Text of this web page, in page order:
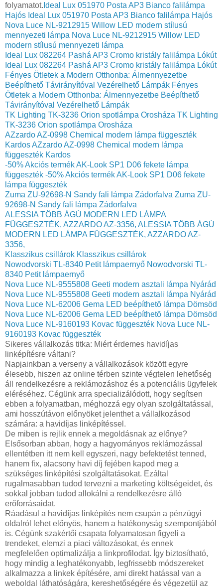
folyamatot. Ideal Lux 051970 Posta AP3 Bianco falilámpa
Hajós Ideal Lux 051970 Posta AP3 Bianco falilámpa Hajós
Nova Luce NL-9212915 Willow LED modern stílusú
mennyezeti lámpa Nova Luce NL-9212915 Willow LED
modern stílusú mennyezeti lámpa
Ideal Lux 082264 Pashá AP3 Cromo kristály falilámpa Lókút
Ideal Lux 082264 Pashá AP3 Cromo kristály falilámpa Lókút
Fényes Ötletek a Modern Otthonba: Álmennyezetbe
Beépíthető Távirányítóval Vezérelhető Lámpák Fényes
Ötletek a Modern Otthonba: Álmennyezetbe Beépíthető
Távirányítóval Vezérelhető Lámpák
TK Lighting TK-3236 Orion spotlámpa Orosháza TK Lighting
TK-3236 Orion spotlámpa Orosháza
AZzardo AZ-0998 Chemical modern lámpa függeszték
KardosAZzardo AZ-0998 Chemical modern lámpa
függeszték Kardos
-50% Akciós termék AK-Look SP1 D06 fekete lámpa
függeszték -50% Akciós termék AK-Look SP1 D06 fekete
lámpa függeszték
Zuma ZU-92698-N Sandy fali lámpa Zádorfalva Zuma ZU-
92698-N Sandy fali lámpa Zádorfalva
ALESSIA TÖBB ÁGÚ MODERN LED LÁMPA
FÜGGESZTÉK, AZZARDO AZ-3356, ALESSIA TÖBB ÁGÚ
MODERN LED LÁMPA FÜGGESZTÉK, AZZARDO AZ-
3356,
Klasszikus csillárok Klasszikus csillárok
Nowodvorski TL-8340 Petit lámpaernyő Nowodvorski TL-
8340 Petit lámpaernyő
Nova Luce NL-9555808 Geeti modern asztali lámpa Nyárád
Nova Luce NL-9555808 Geeti modern asztali lámpa Nyárád
Nova Luce NL-62006 Gema LED beépíthetõ lámpa Dömsöd
Nova Luce NL-62006 Gema LED beépíthetõ lámpa Dömsöd
Nova Luce NL-9160193 Kovac függeszték Nova Luce NL-
9160193 Kovac függeszték
Sikeres vállalkozás titka: Miért érdemes havidíjas
linképítésre váltani?
Napjainkban a verseny a vállalkozások között egyre
élesebb, hiszen az online térben szinte végtelen lehetőség
áll rendelkezésre a reklámozáshoz és a potenciális ügyfelek
eléréséhez. Cégünk arra specializálódott, hogy segítsen
ebben a folyamatban, méghozzá egy olyan szolgáltatással,
ami hosszútávon előnyöket jelenthet a vállalkozásod
számára: a havidíjas linképítéssel.
De miben is rejlik ennek a megoldásnak az előnye?
Elsősorban abban, hogy a hagyományos reklámozással
ellentétben itt nem kell egyszeri, nagy befektetést tenned,
hanem fix, alacsony havi díj fejében kapod meg a
szükséges linképítési szolgáltatásokat. Ezáltal
rugalmasabban tudod tervezni a marketing költségeidet, és
sokkal jobban tudod allokálni a rendelkezésre álló
erőforrásaidat.
Ráadásul a havidíjas linképítés nem csupán a pénzügyi
oldalról lehet előnyös, hanem a hatékonyság szempontjából
is. Cégünk szakértői csapata folyamatosan figyeli a
trendeket, elemzi a piaci változásokat, és ennek
megfelelően optimalizálja a linkprofilodat. Így biztosítható,
hogy mindig a leghatékonyabb, legfrissebb módszereket
alkalmazza a linkek építésére, ami direkt hatással van a
weboldal láthatóságára, kereshetőségére és végezetül az